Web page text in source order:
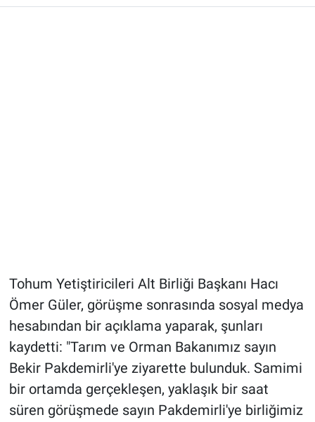
Tohum Yetiştiricileri Alt Birliği Başkanı Hacı
Ömer Güler, görüşme sonrasında sosyal medya
hesabından bir açıklama yaparak, şunları
kaydetti: "Tarım ve Orman Bakanımız sayın
Bekir Pakdemirli'ye ziyarette bulunduk. Samimi
bir ortamda gerçekleşen, yaklaşık bir saat
süren görüşmede sayın Pakdemirli'ye birliğimiz